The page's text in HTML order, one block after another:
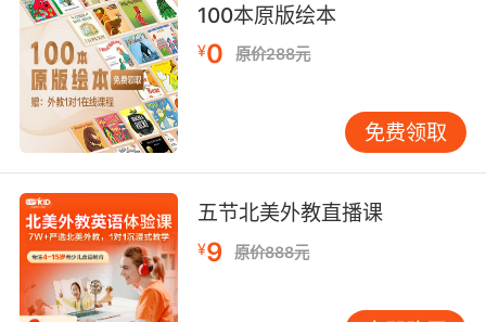
100本原版绘本
¥0 原价288元
免费领取
五节北美外教直播课
¥9 原价888元